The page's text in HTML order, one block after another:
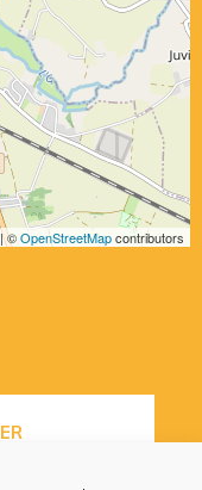
| ©OpenStreetMapcontributors